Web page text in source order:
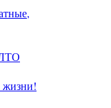
жизни!